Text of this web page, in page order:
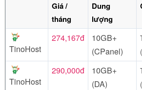
Giá /
tháng
Dung
lượng
TinoHost
274,167đ
10GB+
(CPanel)
TinoHost
290,000đ
10GB+
(DA)